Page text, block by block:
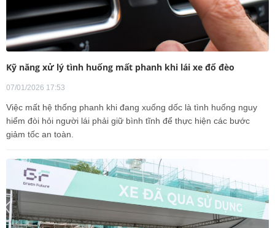
Kỹ năng xử lý tình huống mất phanh khi lái xe đổ đèo
07/01/2026 17:53
Việc mất hệ thống phanh khi đang xuống dốc là tình huống nguy
hiểm đòi hỏi người lái phải giữ bình tĩnh để thực hiện các bước
giảm tốc an toàn.